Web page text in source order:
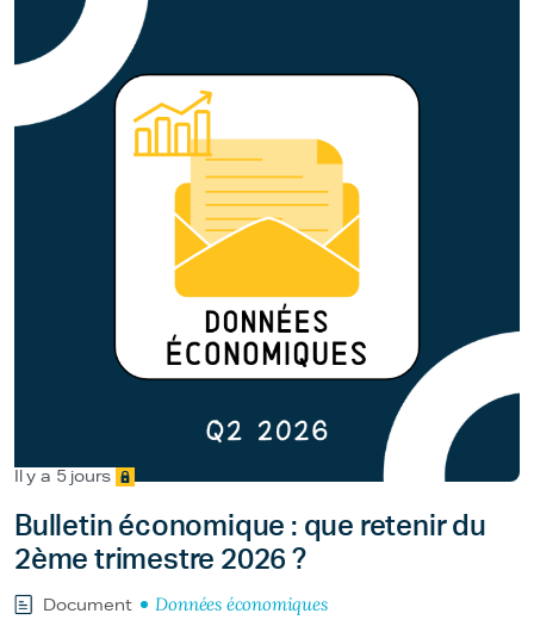
Il y a 5 jours
Bulletin économique : que retenir du
2ème trimestre 2026 ?
Document Données économiques